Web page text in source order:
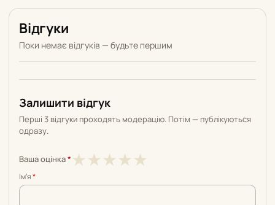
Відгуки
Поки немає відгуків — будьте першим
Залишити відгук
Перші 3 відгуки проходять модерацію. Потім — публікуються
одразу.
Ваша оцінка* ★
5
★4
5
★3
5
★2
5
★1
5
Імʼя*